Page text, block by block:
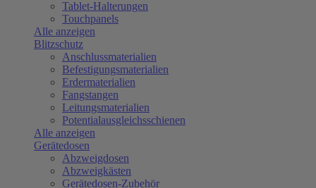
Tablet-Halterungen
Touchpanels
Alle anzeigen
Blitzschutz
Anschlussmaterialien
Befestigungsmaterialien
Erdermaterialien
Fangstangen
Leitungsmaterialien
Potentialausgleichsschienen
Alle anzeigen
Gerätedosen
Abzweigdosen
Abzweigkästen
Gerätedosen-Zubehör